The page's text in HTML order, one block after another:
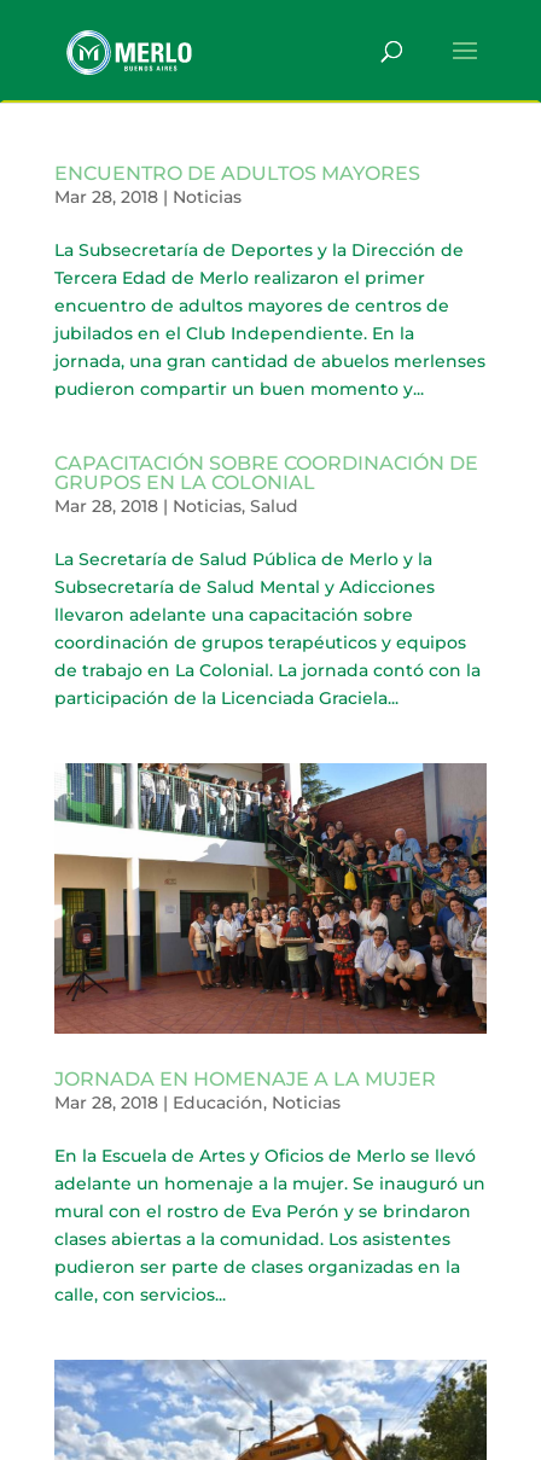
ENCUENTRO DE ADULTOS MAYORES
Mar 28, 2018| Noticias
La Subsecretaría de Deportes y la Dirección de
Tercera Edad de Merlo realizaron el primer
encuentro de adultos mayores de centros de
jubilados en el Club Independiente. En la
jornada, una gran cantidad de abuelos merlenses
pudieron compartir un buen momento y...
CAPACITACIÓN SOBRE COORDINACIÓN DE
GRUPOS EN LA COLONIAL
Mar 28, 2018| Noticias, Salud
La Secretaría de Salud Pública de Merlo y la
Subsecretaría de Salud Mental y Adicciones
llevaron adelante una capacitación sobre
coordinación de grupos terapéuticos y equipos
de trabajo en La Colonial. La jornada contó con la
participación de la Licenciada Graciela...
JORNADA EN HOMENAJE A LA MUJER
Mar 28, 2018| Educación, Noticias
En la Escuela de Artes y Oficios de Merlo se llevó
adelante un homenaje a la mujer. Se inauguró un
mural con el rostro de Eva Perón y se brindaron
clases abiertas a la comunidad. Los asistentes
pudieron ser parte de clases organizadas en la
calle, con servicios...